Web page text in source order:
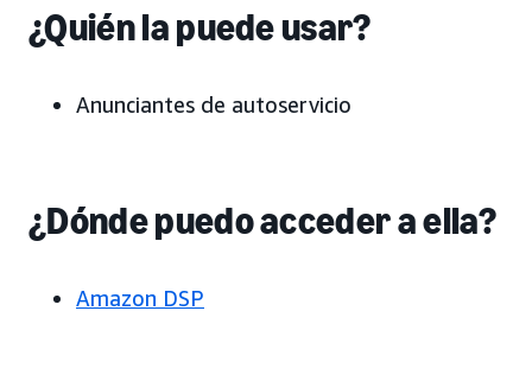
¿Quién la puede usar?
Anunciantes de autoservicio
¿Dónde puedo acceder a ella?
Amazon DSP